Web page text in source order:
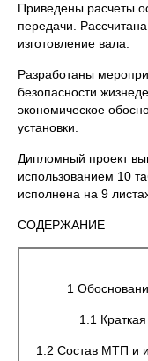
Приведены расчеты
передачи.
изготовление вала.
Разработаны
безопасности
экономическое
установки.
Дипломный проект
использованием 10
исполнена на 9
1
1.1
1.2 Состав МТП и